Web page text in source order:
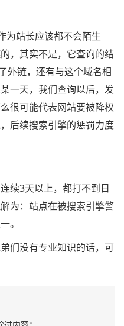
站长应该都不会陌生
，其实不是，它查询的结
外链，还有与这个域名相
一天，我们查询以后，发
很可能代表网站要被降权
后续搜索引擎的惩罚力度
3天以上，都打不到日
为：站点在被搜索引擎警
。
没有专业知识的话，可